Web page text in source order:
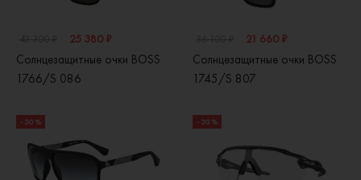
25 380 ₽
Солнцезащитные очки BOSS
1766/S 086
21 660 ₽
Солнцезащитные очки BOSS
1745/S 807
- 30 % - 30 %